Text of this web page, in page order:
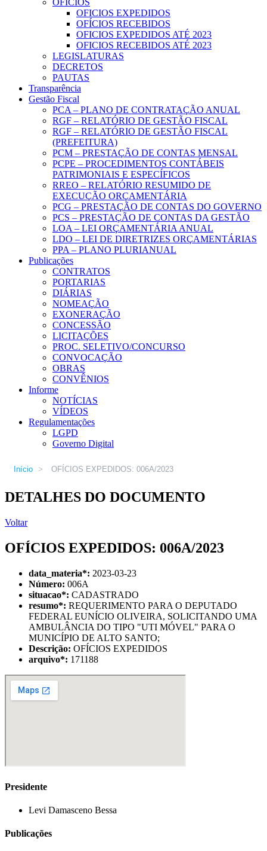
OFICIOS
OFICIOS EXPEDIDOS
OFÍCIOS RECEBIDOS
OFICIOS EXPEDIDOS ATÉ 2023
OFICIOS RECEBIDOS ATÉ 2023
LEGISLATURAS
DECRETOS
PAUTAS
Transparência
Gestão Fiscal
PCA – PLANO DE CONTRATAÇÃO ANUAL
RGF – RELATÓRIO DE GESTÃO FISCAL
RGF – RELATÓRIO DE GESTÃO FISCAL
(PREFEITURA)
PCM – PRESTAÇÃO DE CONTAS MENSAL
PCPE – PROCEDIMENTOS CONTÁBEIS
PATRIMONIAIS E ESPECÍFICOS
RREO – RELATÓRIO RESUMIDO DE
EXECUÇÃO ORÇAMENTÁRIA
PCG – PRESTAÇÃO DE CONTAS DO GOVERNO
PCS – PRESTAÇÃO DE CONTAS DA GESTÃO
LOA – LEI ORÇAMENTÁRIA ANUAL
LDO – LEI DE DIRETRIZES ORÇAMENTÁRIAS
PPA – PLANO PLURIANUAL
Publicações
CONTRATOS
PORTARIAS
DIÁRIAS
NOMEAÇÃO
EXONERAÇÃO
CONCESSÃO
LICITAÇÕES
PROC. SELETIVO/CONCURSO
CONVOCAÇÃO
OBRAS
CONVÊNIOS
Informe
NOTÍCIAS
VÍDEOS
Regulamentações
LGPD
Governo Digital
Início > OFÍCIOS EXPEDIDOS: 006A/2023
DETALHES DO DOCUMENTO
Voltar
OFÍCIOS EXPEDIDOS: 006A/2023
data_materia*: 2023-03-23
Número: 006A
situacao*: CADASTRADO
resumo*: REQUERIMENTO PARA O DEPUTADO
FEDERAL EUNÍCIO OLIVEIRA, SOLICITANDO UMA
AMBULÂNCIA DO TIPO "UTI MÓVEL" PARA O
MUNICÍPIO DE ALTO SANTO;
Descrição: OFÍCIOS EXPEDIDOS
arquivo*: 171188
Presidente
Levi Damasceno Bessa
Publicações